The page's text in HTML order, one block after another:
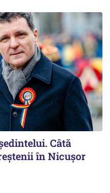
Câtă
în Nicușor